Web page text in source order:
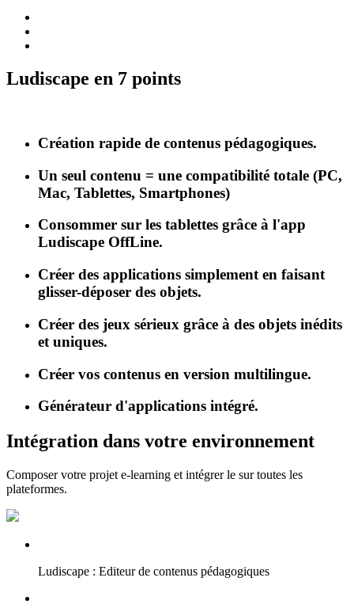
Ludiscape en 7 points
Création rapide de contenus pédagogiques.
Un seul contenu = une compatibilité totale (PC,
Mac, Tablettes, Smartphones)
Consommer sur les tablettes grâce à l'app
Ludiscape OffLine.
Créer des applications simplement en faisant
glisser-déposer des objets.
Créer des jeux sérieux grâce à des objets inédits
et uniques.
Créer vos contenus en version multilingue.
Générateur d'applications intégré.
Intégration dans votre environnement
Composer votre projet e-learning et intégrer le sur toutes les
plateformes.
Ludiscape : Editeur de contenus pédagogiques